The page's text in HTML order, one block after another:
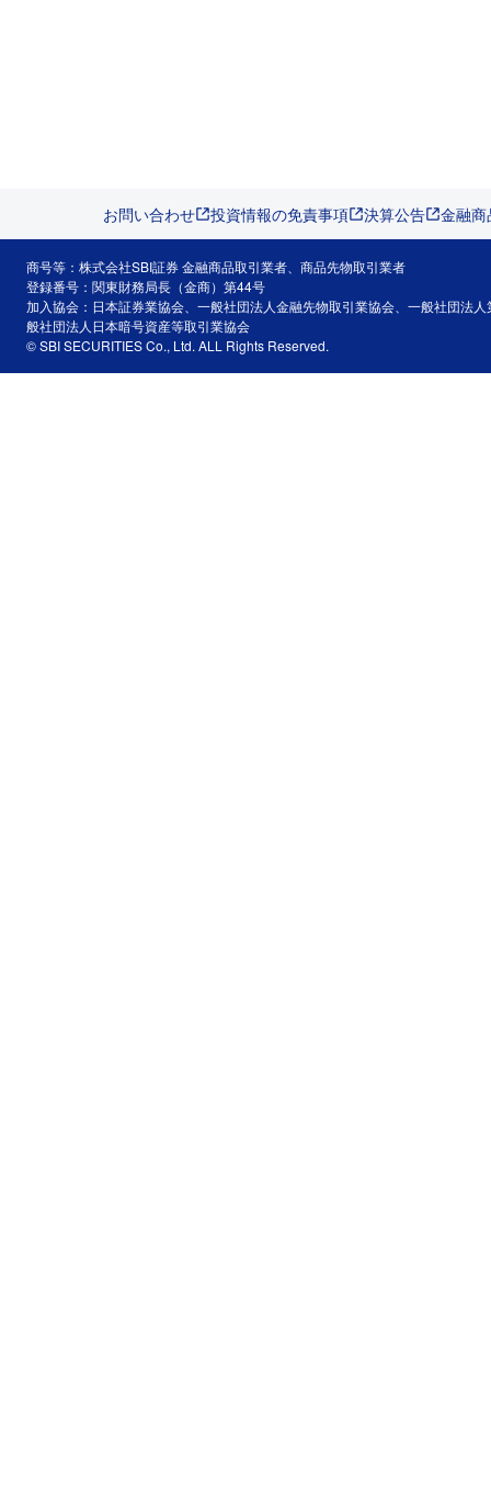
お問い合わせ 投資情報の免責事項 決算公告 金融
商号等：株式会社SBI証券 金融商品取引業者、商品先物取引業者
登録番号：関東財務局長（金商）第44号
加入協会：日本証券業協会、一般社団法人金融先物取引業協会、一般社団法
般社団法人日本暗号資産等取引業協会
© SBI SECURITIES Co., Ltd. ALL Rights Reserved.